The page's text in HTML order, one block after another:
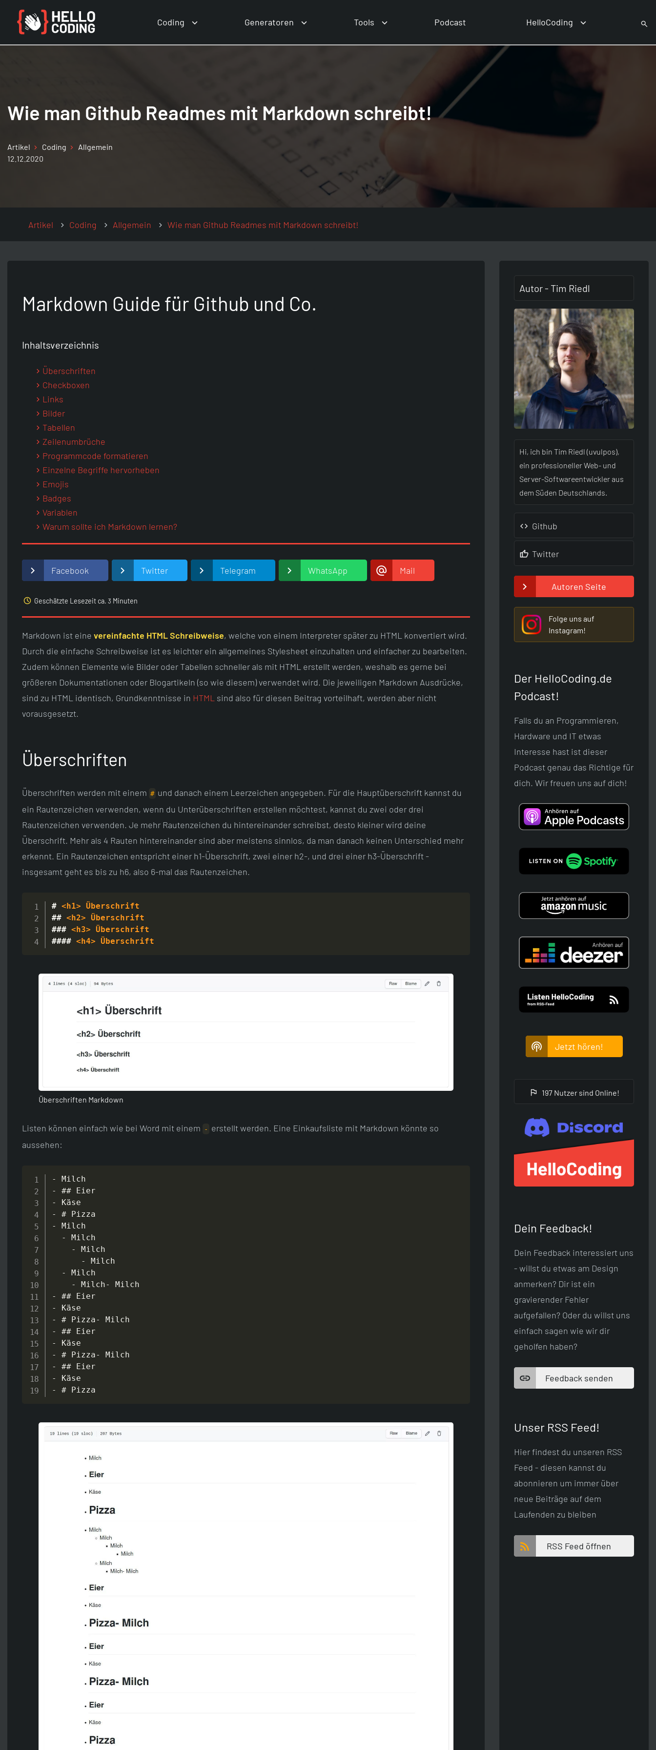
Coding Generatoren Tools Podcast HelloCoding
Wie man Github Readmes mit Markdown schreibt!
Artikel Coding
Allgemein
12.12.2020
Artikel Coding Allgemein Wie man Github Readmes mit Markdown schreibt!
Markdown Guide für Github und Co.
Inhaltsverzeichnis
Überschriften
Checkboxen
Links
Bilder
Tabellen
Zeilenumbrüche
Programmcode formatieren
Einzelne Begriffe hervorheben
Emojis
Badges
Variablen
Warum sollte ich Markdown lernen?
Facebook Twitter Telegram WhatsApp Mail
access_time Geschätzte Lesezeit ca. 3 Minuten
Markdown ist eine vereinfachte HTML Schreibweise, welche von einem Interpreter später zu HTML konvertiert wird.
Durch die einfache Schreibweise ist es leichter ein allgemeines Stylesheet einzuhalten und einfacher zu bearbeiten.
Zudem können Elemente wie Bilder oder Tabellen schneller als mit HTML erstellt werden, weshalb es gerne bei
größeren Dokumentationen oder Blogartikeln (so wie diesem) verwendet wird. Die jeweiligen Markdown Ausdrücke,
sind zu HTML identisch, Grundkenntnisse in HTML sind also für diesen Beitrag vorteilhaft, werden aber nicht
vorausgesetzt.
Überschriften
Überschriften werden mit einem # und danach einem Leerzeichen angegeben. Für die Hauptüberschrift kannst du
ein Rautenzeichen verwenden, wenn du Unterüberschriften erstellen möchtest, kannst du zwei oder drei
Rautenzeichen verwenden. Je mehr Rautenzeichen du hintereinander schreibst, desto kleiner wird deine
Überschrift. Mehr als 4 Rauten hintereinander sind aber meistens sinnlos, da man danach keinen Unterschied mehr
erkennt. Ein Rautenzeichen entspricht einer h1-Überschrift, zwei einer h2-, und drei einer h3-Überschrift -
insgesamt geht es bis zu h6, also 6-mal das Rautenzeichen.
# <h1> Überschrift
## <h2> Überschrift
### <h3> Überschrift
#### <h4> Überschrift
Überschriften Markdown
Listen können einfach wie bei Word mit einem -
erstellt werden. Eine Einkaufsliste mit Markdown könnte so
aussehen:
-
-
-
-
-
Milch
-
Milch
-
Milch
-
Milch
-
Milch
-
-
-
-
-
-
-
-
-
-
# Pizza
Autor - Tim Riedl
Hi, ich bin Tim Riedl (uvulpos),
ein professioneller Web- und
Server-Softwareentwickler aus
dem Süden Deutschlands.
Github
Twitter
Autoren Seite
Folge uns auf
Instagram!
Der HelloCoding.de
Podcast!
Falls du an Programmieren,
Hardware und IT etwas
Interesse hast ist dieser
Podcast genau das Richtige für
dich. Wir freuen uns auf dich!
Jetzt hören!
197 Nutzer sind Online!
Dein Feedback!
Dein Feedback interessiert uns
- willst du etwas am Design
anmerken? Dir ist ein
gravierender Fehler
aufgefallen? Oder du willst uns
einfach sagen wie wir dir
geholfen haben?
Feedback senden
Unser RSS Feed!
Hier findest du unseren RSS
Feed - diesen kannst du
abonnieren um immer über
neue Beiträge auf dem
Laufenden zu bleiben
RSS Feed öffnen